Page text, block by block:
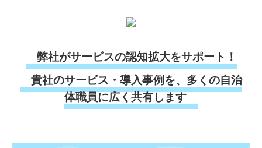
弊社がサービスの認知拡大をサポート！
貴社のサービス・導入事例を、多くの自治
体職員に広く共有します